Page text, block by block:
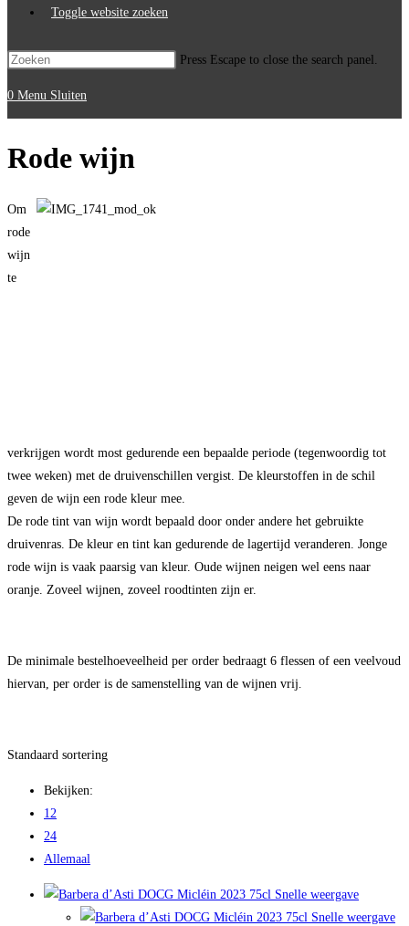
Toggle website zoeken
Press Escape to close the search panel.
0 Menu Sluiten
Rode wijn
Om
rode
wijn
te
verkrijgen wordt most gedurende een bepaalde periode (tegenwoordig tot
twee weken) met de druivenschillen vergist. De kleurstoffen in de schil
geven de wijn een rode kleur mee.
De rode tint van wijn wordt bepaald door onder andere het gebruikte
druivenras. De kleur en tint kan gedurende de lagertijd veranderen. Jonge
rode wijn is vaak paarsig van kleur. Oude wijnen neigen wel eens naar
oranje. Zoveel wijnen, zoveel roodtinten zijn er.
De minimale bestelhoeveelheid per order bedraagt 6 flessen of een veelvoud
hiervan, per order is de samenstelling van de wijnen vrij
Standaard sortering
Bekijken:
12
24
Allemaal
Snelle weergave
Snelle weergave